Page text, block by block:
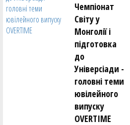
Чемпіонат
Світу у
Монголії і
підготовка
до
Універсіади -
головні теми
ювілейного
випуску
OVERTIME